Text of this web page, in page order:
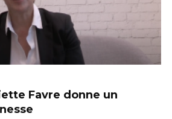
Favre donne un